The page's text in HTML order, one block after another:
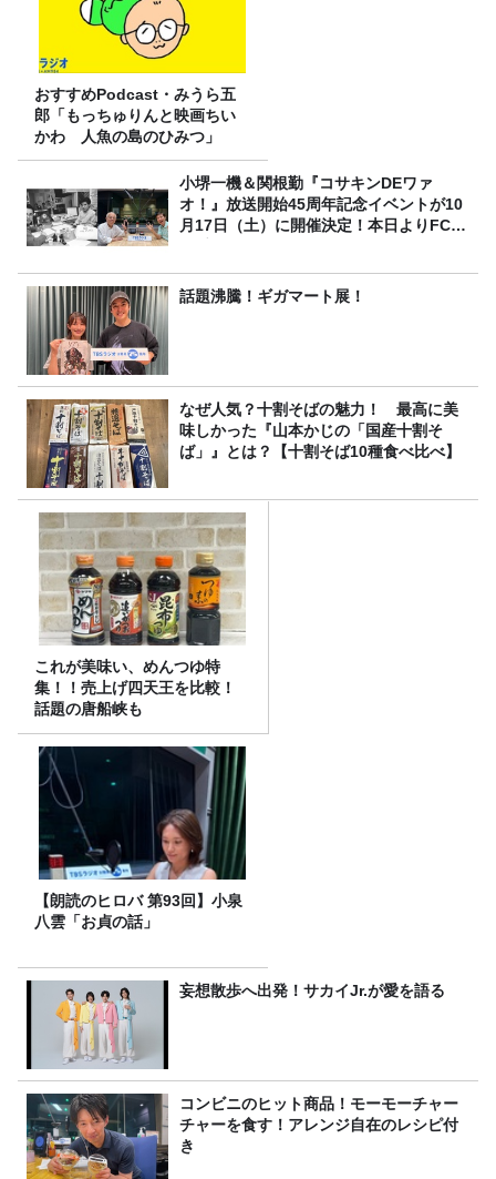
おすすめPodcast・みうら五
郎「もっちゅりんと映画ちい
かわ 人魚の島のひみつ」
小堺一機＆関根勤『コサキンDEワァ
オ！』放送開始45周年記念イベントが10
月17日（土）に開催決定！本日よりFC先
話題沸騰！ギガマート展！
なぜ人気？十割そばの魅力！ 最高に美
味しかった『山本かじの「国産十割そ
ば」』とは？【十割そば10種食べ比べ】
これが美味い、めんつゆ特
集！！売上げ四天王を比較！
話題の唐船峡も
【朗読のヒロバ 第93回】小泉
八雲「お貞の話」
妄想散歩へ出発！サカイJr.が愛を語る
コンビニのヒット商品！モーモーチャー
チャーを食す！アレンジ自在のレシピ付
き